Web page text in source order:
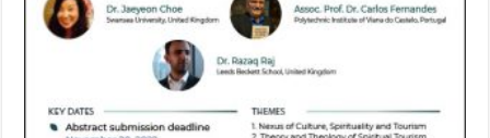
“Du
lịch
giáo
và
Hành
hương
vực
Châu